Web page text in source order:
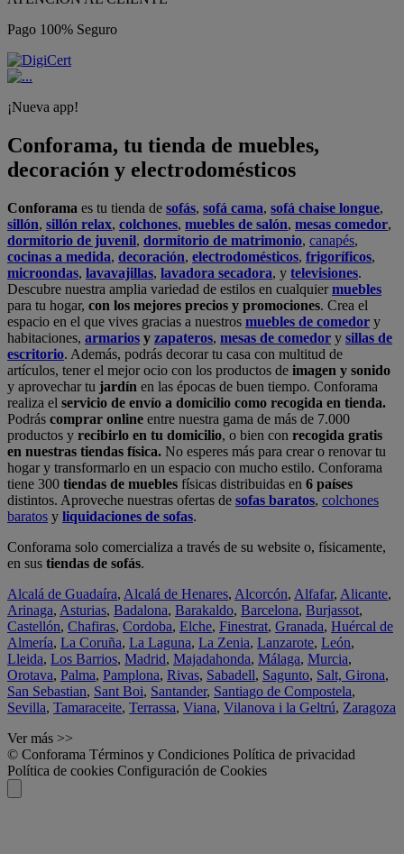
Pago 100% Seguro
¡Nueva app!
Conforama, tu tienda de muebles,
decoración y electrodomésticos
Conforama es tu tienda de sofás, sofá cama, sofá chaise longue,
sillón, sillón relax, colchones, muebles de salón, mesas comedor,
dormitorio de juvenil, dormitorio de matrimonio, canapés,
cocinas a medida, decoración, electrodomésticos, frigoríficos,
microondas, lavavajillas, lavadora secadora, y televisiones.
Descubre nuestra amplia variedad de estilos en cualquiermuebles
para tu hogar, con los mejores precios y promociones. Crea el
espacio en el que vives gracias a nuestros muebles de comedor y
habitaciones, armarios y zapateros, mesas de comedor y sillas de
escritorio. Además, podrás decorar tu casa con multitud de
artículos, tener el mejor ocio con los productos de imagen y sonido
y aprovechar tu jardín en las épocas de buen tiempo. Conforama
realiza el servicio de envío a domicilio como recogida en tienda.
Podrás comprar online entre nuestra gama de más de 7.000
productos y recibirlo en tu domicilio, o bien con recogida gratis
en nuestras tiendas física. No esperes más para crear o renovar tu
hogar y transformarlo en un espacio con mucho estilo. Conforama
tiene 300 tiendas de muebles físicas distribuidas en 6 países
distintos. Aproveche nuestras ofertas de sofas baratos, colchones
baratos y liquidaciones de sofas.
Conforama solo comercializa a través de su website o, físicamente,
en sus tiendas de sofás.
Alcalá de Guadaíra, Alcalá de Henares, Alcorcón, Alfafar, Alicante,
Arinaga, Asturias, Badalona, Barakaldo, Barcelona, Burjassot,
Castellón, Chafiras, Cordoba, Elche, Finestrat, Granada, Huércal de
Almería, La Coruña, La Laguna, La Zenia, Lanzarote, León,
Lleida, Los Barrios, Madrid, Majadahonda, Málaga, Murcia,
Orotava, Palma, Pamplona, Rivas, Sabadell, Sagunto, Salt, Girona,
San Sebastian, Sant Boi, Santander, Santiago de Compostela,
Sevilla, Tamaraceite, Terrassa, Viana, Vilanova i la Geltrú, Zaragoza
Ver más >>
© Conforama Términos y Condiciones Política de privacidad
Política de cookies Configuración de Cookies